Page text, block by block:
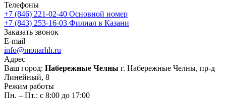
Телефоны
+7 (846) 221-02-40 Основной номер
+7 (843) 253-16-03 Филиал в Казани
Заказать звонок
E-mail
info@monarhh.ru
Адрес
Ваш город: Набережные Челны г. Набережные Челны, пр-д
Линейный, 8
Режим работы
Пн. – Пт.: с 8:00 до 17:00